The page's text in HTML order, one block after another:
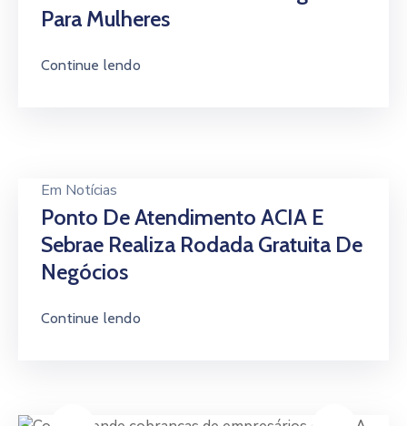
Para Mulheres
Continue lendo
Em Notícias
Ponto De Atendimento ACIA E
Sebrae Realiza Rodada Gratuita De
Negócios
Continue lendo